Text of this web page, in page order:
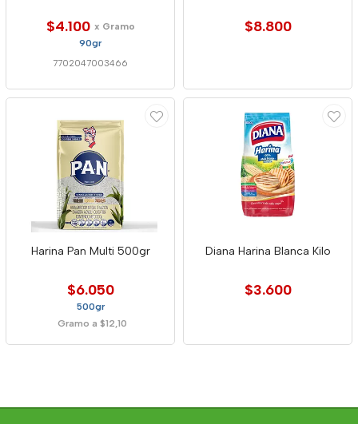
$4.100 x Gramo
90gr
7702047003466
$8.800
Harina Pan Multi 500gr
$6.050
500gr
Gramo a $12,10
Diana Harina Blanca Kilo
$3.600